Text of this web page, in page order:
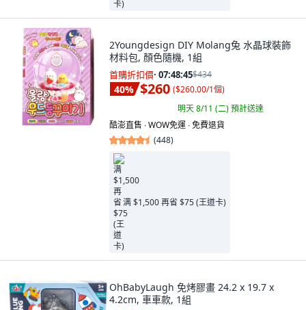
2Youngdesign DIY Molang兔 水晶球裝飾
材料包, 顏色隨機, 1組
首購折扣價· 07:48:44$434
40% $260 ($260.00/1個)
明天 8/11 (二)預計送達
酷澎直售 ∙ WOW免運 ∙ 免費退貨
(448)
满 $1,500 再省 $75 (王道卡)
OhBabyLaugh 免烤膠畫 24.2 x 19.7 x
4.2cm, 車車款, 1組